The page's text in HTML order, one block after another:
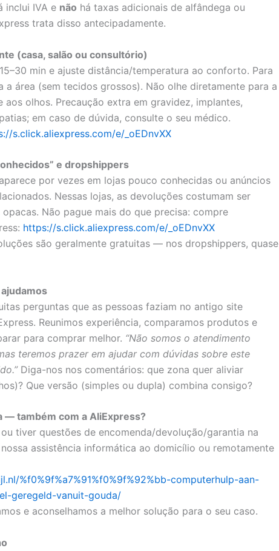
inclui IVA e não há taxas adicionais de alfândega ou
trata disso antecipadamente.
(casa, salão ou consultório)
min e ajuste distância/temperatura ao conforto. Para
a área (sem tecidos grossos). Não olhe diretamente para a
aos olhos. Precaução extra em gravidez, implantes,
em caso de dúvida, consulte o seu médico.
s.click.aliexpress.com/e/_oEDnvXX
e dropshippers
por vezes em lojas pouco conhecidas ou anúncios
Nessas lojas, as devoluções costumam ser
Não pague mais do que precisa: compre
https://s.click.aliexpress.com/e/_oEDnvXX
são geralmente gratuitas — nos dropshippers, quase
perguntas que as pessoas faziam no antigo site
Reunimos experiência, comparamos produtos e
para comprar melhor. “Não somos o atendimento
teremos prazer em ajudar com dúvidas sobre este
Diga-nos nos comentários: que zona quer aliviar
Que versão (simples ou dupla) combina consigo?
— também com a AliExpress?
tiver questões de encomenda/devolução/garantia na
assistência informática ao domicílio ou remotamente
%f0%9f%a7%91%f0%9f%92%bb-computerhulp-aan-
geregeld-vanuit-gouda/
e aconselhamos a melhor solução para o seu caso.